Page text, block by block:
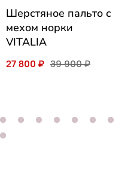
Шерстяное пальто с
мехом норки
VITALIA
27 800 ₽ 39 900 ₽